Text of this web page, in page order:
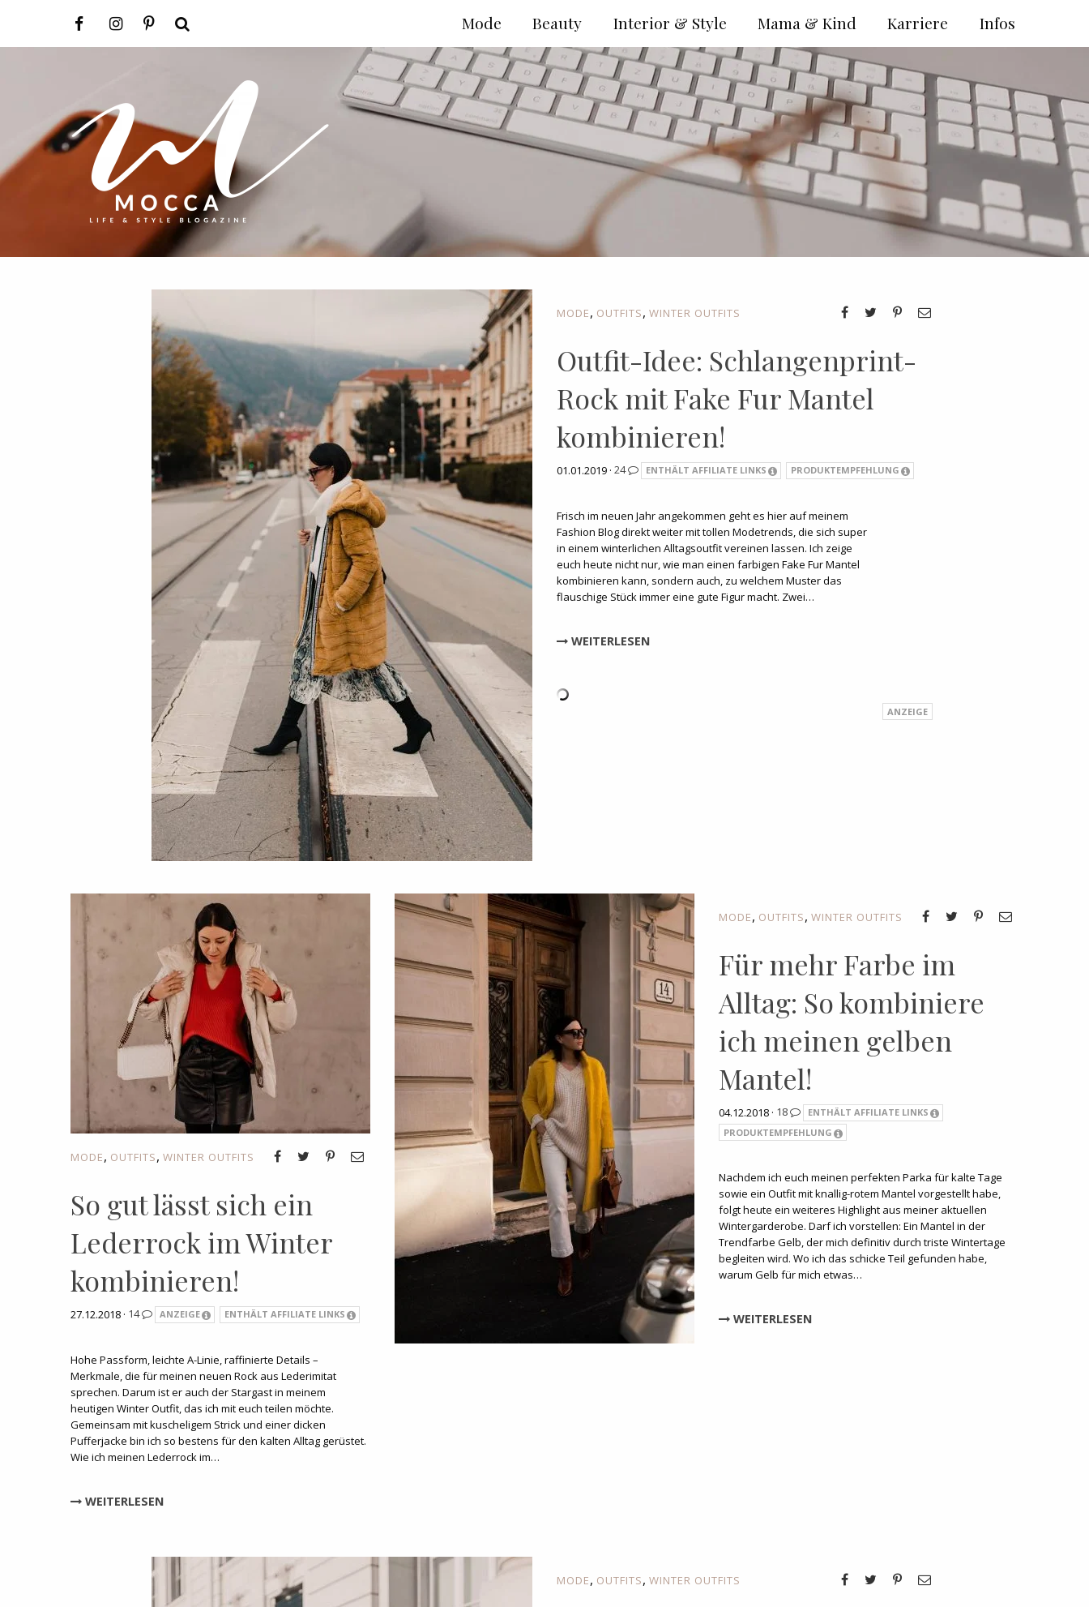
MODE, OUTFITS, WINTER OUTFITS
Outfit-Idee: Schlangenprint-
Rock mit Fake Fur Mantel
kombinieren!
01.01.2019 · 24 ENTHÄLT AFFILIATE LINKS PRODUKTEMPFEHLUNG
Frisch im neuen Jahr angekommen geht es hier auf meinem
Fashion Blog direkt weiter mit tollen Modetrends, die sich super
in einem winterlichen Alltagsoutfit vereinen lassen. Ich zeige
euch heute nicht nur, wie man einen farbigen Fake Fur Mantel
kombinieren kann, sondern auch, zu welchem Muster das
flauschige Stück immer eine gute Figur macht. Zwei…
WEITERLESEN
MODE, OUTFITS, WINTER OUTFITS
So gut lässt sich ein
Lederrock im Winter
kombinieren!
27.12.2018 · 14 ANZEIGE ENTHÄLT AFFILIATE LINKS
Hohe Passform, leichte A-Linie, raffinierte Details –
Merkmale, die für meinen neuen Rock aus Lederimitat
sprechen. Darum ist er auch der Stargast in meinem
heutigen Winter Outfit, das ich mit euch teilen möchte.
Gemeinsam mit kuscheligem Strick und einer dicken
Pufferjacke bin ich so bestens für den kalten Alltag gerüstet.
Wie ich meinen Lederrock im…
WEITERLESEN
MODE, OUTFITS, WINTER OUTFITS
Für mehr Farbe im
Alltag: So kombiniere
ich meinen gelben
Mantel!
04.12.2018 · 18
ENTHÄLT AFFILIATE LINKS
PRODUKTEMPFEHLUNG
Nachdem ich euch meinen perfekten Parka für kalte Tage
sowie ein Outfit mit knallig-rotem Mantel vorgestellt habe,
folgt heute ein weiteres Highlight aus meiner aktuellen
Wintergarderobe. Darf ich vorstellen: Ein Mantel in der
Trendfarbe Gelb, der mich definitiv durch triste Wintertage
begleiten wird. Wo ich das schicke Teil gefunden habe,
warum Gelb für mich etwas…
WEITERLESEN
MODE, OUTFITS, WINTER OUTFITS
Infos
Karriere
Mama & Kind
Interior & Style
Beauty
Mode